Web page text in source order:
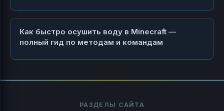
Как быстро осушить воду в Minecraft —
полный гид по методам и командам
РАЗДЕЛЫ САЙТА